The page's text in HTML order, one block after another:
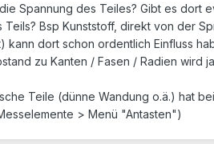
Spannung des Teiles? Gibt es dort
Bsp Kunststoff, direkt von der
kann dort schon ordentlich Einfluss
zu Kanten / Fasen / Radien wird
Teile (dünne Wandung o.ä.) hat
> Menü "Antasten")